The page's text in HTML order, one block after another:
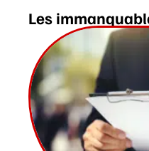
Les